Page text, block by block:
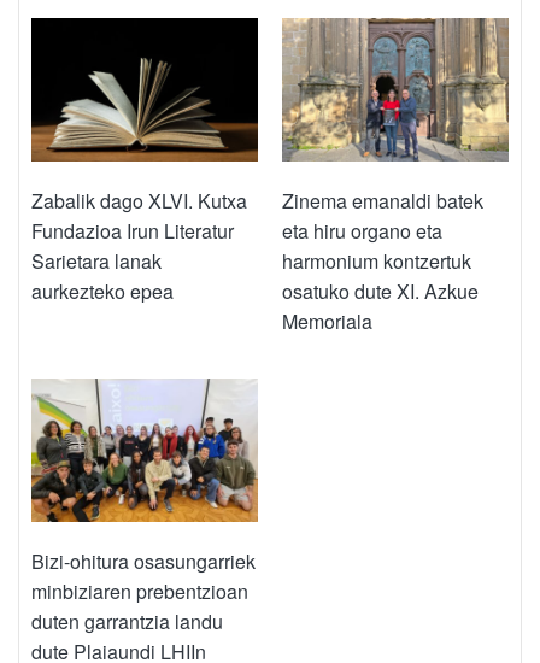
Zabalik dago XLVI. Kutxa
Fundazioa Irun Literatur
Sarietara lanak
aurkezteko epea
Zinema emanaldi batek
eta hiru organo eta
harmonium kontzertuk
osatuko dute XI. Azkue
Memoriala
Bizi-ohitura osasungarriek
minbiziaren prebentzioan
duten garrantzia landu
dute Plaiaundi LHIIn